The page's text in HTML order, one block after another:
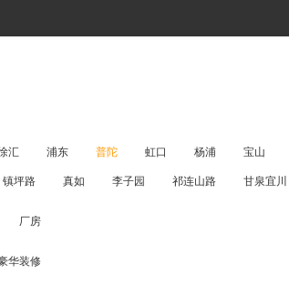
汇 浦东 普陀 虹口 杨浦 宝山
镇坪路 真如 李子园 祁连山路 甘泉宜川
厂房
华装修